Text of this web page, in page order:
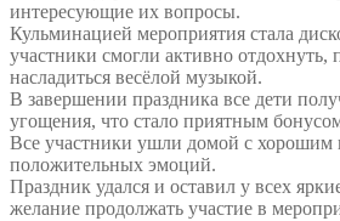
интересующие их вопросы.
Кульминацией мероприятия стала
участники смогли активно отдохнуть,
насладиться весёлой музыкой.
В завершении праздника все дети
угощения, что стало приятным
Все участники ушли домой с хорошим
положительных эмоций.
Праздник удался и оставил у всех
желание продолжать участие в